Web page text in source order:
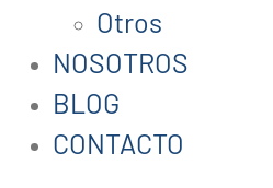
Otros
NOSOTROS
BLOG
CONTACTO